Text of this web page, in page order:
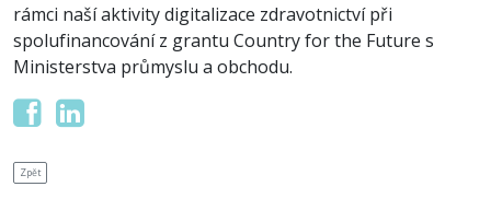
rámci naší aktivity digitalizace zdravotnictví při
spolufinancování z grantu Country for the Future s
Ministerstva průmyslu a obchodu.
Zpět